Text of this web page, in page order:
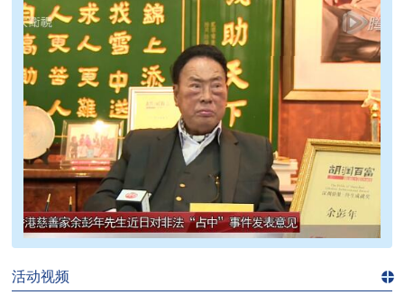
建信息
频道
活动视频